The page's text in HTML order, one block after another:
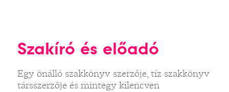
Szakíró és előadó
Egy önálló szakkönyv szerzője, tíz szakkönyv
társszerzője és mintegy kilencven